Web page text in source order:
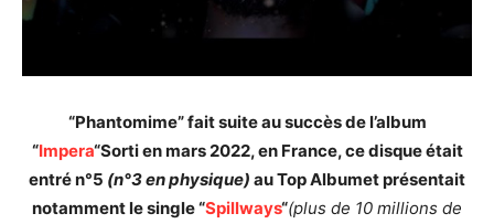
“Phantomime” fait suite au succès de l’album
“Impera“Sorti en mars 2022, en France, ce disque était
entrén°5 (n°3 en physique) au Top Albumet présentait
notamment le single “Spillways“(plus de 10 millions de